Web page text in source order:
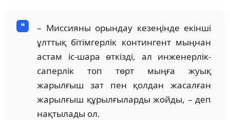
– Миссияны орындау кезеңінде екінші
ұлттық бітімгерлік контингент мыңнан
астам іс-шара өткізді, ал инженерлік-
саперлік топ төрт мыңға жуық
жарылғыш зат пен қолдан жасалған
жарылғыш құрылғыларды жойды, – деп
нақтылады ол.